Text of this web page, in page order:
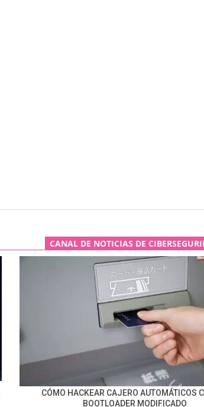
CANAL DE NOTICIAS DE
CÓMO HACKEAR CAJERO AUTOMÁTICOS
BOOTLOADER MODIFICADO